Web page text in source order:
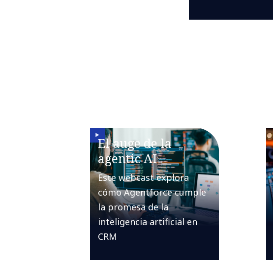
El auge de la
agentic AI
Este webcast explora
cómo Agentforce cumple
la promesa de la
inteligencia artificial en
CRM